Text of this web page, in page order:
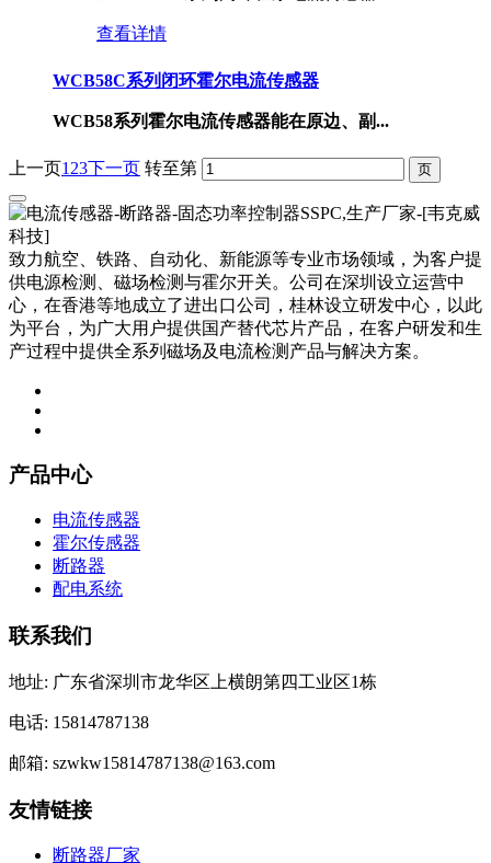
查看详情
WCB58C系列闭环霍尔电流传感器
WCB58系列霍尔电流传感器能在原边、副...
上一页1 23下一页 转至第
致力航空、铁路、自动化、新能源等专业市场领域，为客户提
供电源检测、磁场检测与霍尔开关。公司在深圳设立运营中
心，在香港等地成立了进出口公司，桂林设立研发中心，以此
为平台，为广大用户提供国产替代芯片产品，在客户研发和生
产过程中提供全系列磁场及电流检测产品与解决方案。
产品中心
电流传感器
霍尔传感器
断路器
配电系统
联系我们
地址: 广东省深圳市龙华区上横朗第四工业区1栋
电话: 15814787138
邮箱: szwkw15814787138@163.com
友情链接
断路器厂家